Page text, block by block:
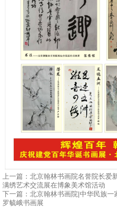
上一篇： 北京翰林书画院名誉院长爱
满绣艺术交流展在博象美术馆活动
下一篇： 北京翰林书画院|中华民族
罗毓峨书画展